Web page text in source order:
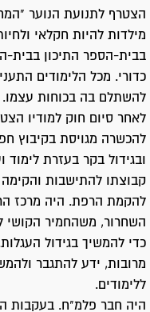
הצטרף לתנועת הנוער
מילדות להיות חקלאי
בבית-הספר התיכון
כדורי. מכל הלימודים
להשתלם בה בכוחות עצמו.
לאחר סיום חוק למודיו
להכשרה מגויסת בקיבוץ
ובגידול בקר בעזרת
קבוצתו להתישבות
להקמת הרפת. היה מרכז
השחרור, משהחמיר הקושי
כדי להמשיך בגידול
מרובות, ידע להתגבר
ללימודים.
היה חבר פלמ"ח. בעקבות